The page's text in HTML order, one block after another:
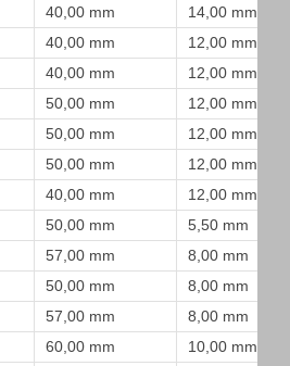
40,00 mm
14,00 mm
40,00 mm
12,00 mm
40,00 mm
12,00 mm
50,00 mm
12,00 mm
50,00 mm
12,00 mm
50,00 mm
12,00 mm
40,00 mm
12,00 mm
50,00 mm
5,50 mm
57,00 mm
8,00 mm
50,00 mm
8,00 mm
57,00 mm
8,00 mm
60,00 mm
10,00 mm